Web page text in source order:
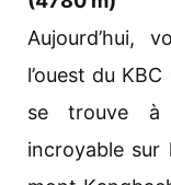
Aujourd’hui,
l’ouest du
se trouve à
incroyable